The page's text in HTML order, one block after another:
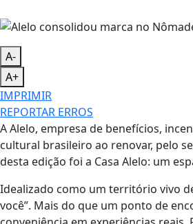
A-
A+
IMPRIMIR
REPORTAR ERROS
A Alelo, empresa de benefícios,
cultural brasileiro ao renovar, pelo
desta edição foi a Casa Alelo: um
Idealizado como um território vivo
você”. Mais do que um ponto de